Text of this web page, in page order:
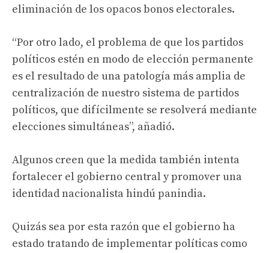
eliminación de los opacos bonos electorales.
“Por otro lado, el problema de que los partidos
políticos estén en modo de elección permanente
es el resultado de una patología más amplia de
centralización de nuestro sistema de partidos
políticos, que difícilmente se resolverá mediante
elecciones simultáneas”, añadió.
Algunos creen que la medida también intenta
fortalecer el gobierno central y promover una
identidad nacionalista hindú panindia.
Quizás sea por esta razón que el gobierno ha
estado tratando de implementar políticas como